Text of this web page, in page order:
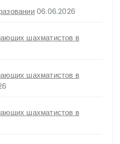
06.06.2026
шахматистов в
шахматистов в
шахматистов в